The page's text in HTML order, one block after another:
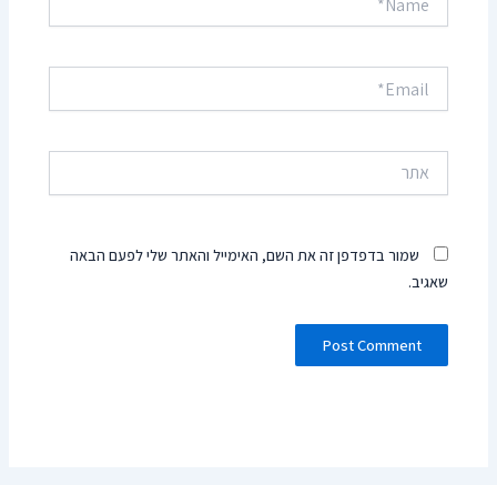
שמור בדפדפן זה את השם, האימייל והאתר שלי לפעם הבאה
שאגיב.